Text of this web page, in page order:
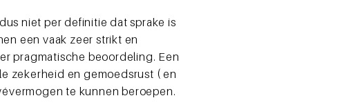
niet per definitie dat sprake is
een vaak zeer strikt en
pragmatische beoordeling. Een
zekerheid en gemoedsrust ( en
te kunnen beroepen.